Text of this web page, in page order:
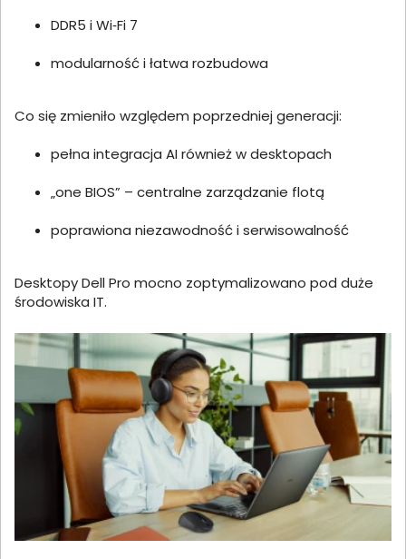
DDR5 i Wi‑Fi 7
modularność i łatwa rozbudowa
Co się zmieniło względem poprzedniej generacji:
pełna integracja AI również w desktopach
„one BIOS” – centralne zarządzanie flotą
poprawiona niezawodność i serwisowalność
Desktopy Dell Pro mocno zoptymalizowano pod duże
środowiska IT.